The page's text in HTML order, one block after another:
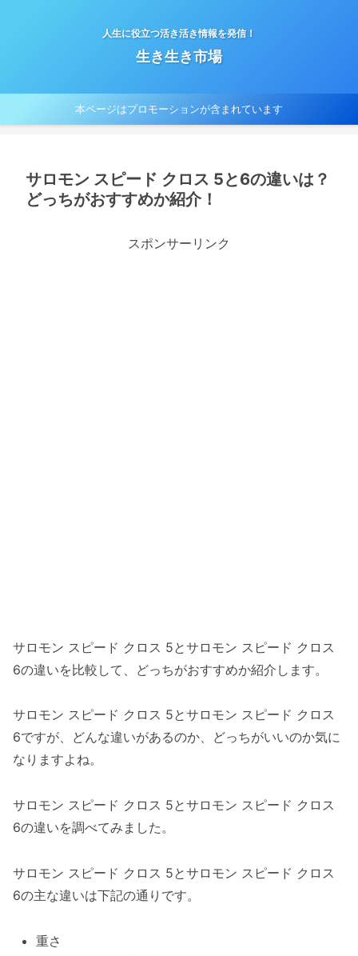
人生に役立つ活き活き情報を発信！
生き生き市場
本ページはプロモーションが含まれています
サロモン スピード クロス 5と6の違いは？
どっちがおすすめか紹介！
スポンサーリンク
サロモン スピード クロス 5とサロモン スピード クロス
6の違いを比較して、どっちがおすすめか紹介します。
サロモン スピード クロス 5とサロモン スピード クロス
6ですが、どんな違いがあるのか、どっちがいいのか気に
なりますよね。
サロモン スピード クロス 5とサロモン スピード クロス
6の違いを調べてみました。
サロモン スピード クロス 5とサロモン スピード クロス
6の主な違いは下記の通りです。
重さ